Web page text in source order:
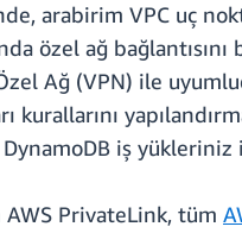
arabirim VPC uç
özel ağ
Ağ (VPN) ile
kurallarını
iş
PrivateLink, tüm